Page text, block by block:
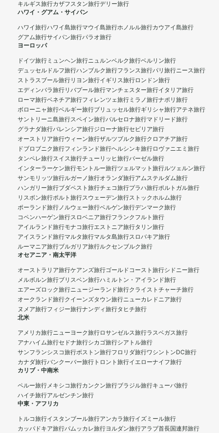
キルギス旅行カザフスタン旅行デリー旅行
ハワイ・グアム・サイパン
ハワイ旅行ハワイ島旅行マウイ島旅行ホノルル旅行カウアイ島旅行
グアム旅行サイパン旅行パラオ旅行
ヨーロッパ
ドイツ旅行 ミュンヘン旅行ニュルンベルク旅行ベルリン旅行
デュッセルドルフ旅行ハンブルク旅行フランス旅行パリ旅行ニース旅行
ストラスブール旅行リヨン旅行イギリス旅行ロンドン旅行
エディンバラ旅行リバプール旅行マンチェスター旅行イタリア旅行
ローマ旅行ベネチア旅行フィレンツェ旅行 ミラノ旅行ナポリ旅行
ボローニャ旅行ベルギー旅行ブリュッセル旅行ギリシャ旅行アテネ旅行
サントリーニ島旅行スペイン旅行バルセロナ旅行マドリード旅行
グラナダ旅行バレンシア旅行ジローナ旅行セビリア旅行
オーストリア旅行ウィーン旅行ザルツブルク旅行クロアチア旅行
ドブロブニク旅行フィンランド旅行ヘルシンキ旅行ロヴァニエミ旅行
タンペレ旅行スイス旅行チューリッヒ旅行バーゼル旅行
インターラーケン旅行モントルー旅行ツェルマット旅行ルツェルン旅行
サンモリッツ旅行ルガーノ旅行オランダ旅行アムステルダム旅行
ハンガリー旅行ブダペスト旅行チェコ旅行プラハ旅行ポルトガル旅行
リスボン旅行ポルト旅行スウェーデン旅行ストックホルム旅行
ポーランド旅行ノルウェー旅行ベルゲン旅行デンマーク旅行
コペンハーゲン旅行スロベニア旅行フランクフルト旅行
アイルランド旅行モナコ旅行エストニア旅行タリン旅行
アイスランド旅行マルタ旅行マルタ島旅行スロバキア旅行
ルーマニア旅行ブルガリア旅行ルクセンブルク旅行
オセアニア・南太平洋
オーストラリア旅行ケアンズ旅行ゴールドコースト旅行シドニー旅行
メルボルン旅行ブリスベン旅行ハミルトン・アイランド旅行
エアーズロック旅行ニュージーランド旅行クライストチャーチ旅行
オークランド旅行クイーンズタウン旅行ニューカレドニア旅行
ヌメア旅行フィジー旅行ナンディ旅行タヒチ旅行
北米
アメリカ旅行ニューヨーク旅行ロサンゼルス旅行ラスベガス旅行
アナハイム旅行セドナ旅行シカゴ旅行シアトル旅行
サンフランシスコ旅行ボストン旅行フロリダ旅行ワシントンDC旅行
カナダ旅行バンクーバー旅行 トロント旅行イエローナイフ旅行
カリブ・中南米
ペルー旅行メキシコ旅行カンクン旅行ブラジル旅行キューバ旅行
ハイチ旅行アルゼンチン旅行
中東・アフリカ
トルコ旅行イスタンブール旅行アンカラ旅行イズミール旅行
カッパドキア旅行パムッカレ旅行ヨルダン旅行アラブ首長国連邦旅行